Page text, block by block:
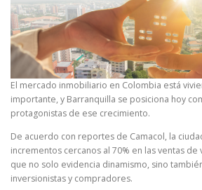
El mercado inmobiliario en Colombia está
importante, y Barranquilla se posiciona hoy
protagonistas de ese crecimiento.
De acuerdo con reportes de Camacol, la
incrementos cercanos al 70% en las ventas de
que no solo evidencia dinamismo, sino
inversionistas y compradores.